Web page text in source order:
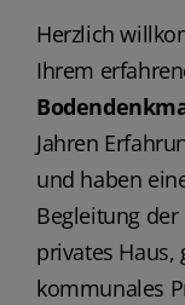
Herzlich
Ihrem
Jahren
und haben
Begleitung
privates Haus,
kommunales